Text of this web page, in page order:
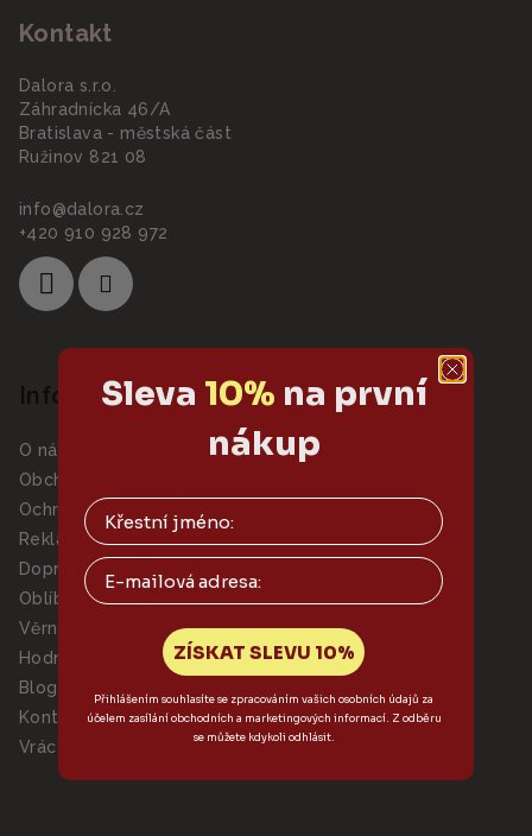
Kontakt
Dalora s.r.o.
Záhradnícka 46/A
Bratislava - městská část
Ružinov 821 08
info@dalora.cz
+420 910 928 972
Informace pro vás
O nás
Obchodní podmínky
Ochrana osobních údajů
Reklamace
Doprava a platba
Oblíbené produkty
Věrnostní program Dalora
Hodnocení obchodu
Blog
Kontaktujte nás
Vrácení zboží
Sleva 10% na první
nákup
Email
ZÍSKAT SLEVU 10%
Přihlášením souhlasíte se zpracováním vašich osobních údajů za
účelem zasílání obchodních a marketingových informací. Z odběru
se můžete kdykoli odhlásit.